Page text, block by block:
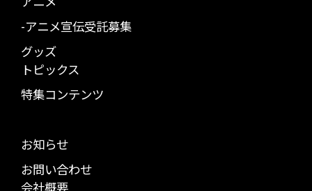
-アニメ宣伝受託募集
グッズ
トピックス
特集コンテンツ
お知らせ
お問い合わせ
会社概要